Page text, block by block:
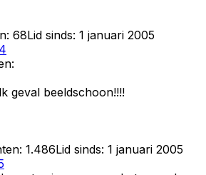
68Lid sinds: 1 januari 2005
4
geval beeldschoon!!!!
1.486Lid sinds: 1 januari 2005